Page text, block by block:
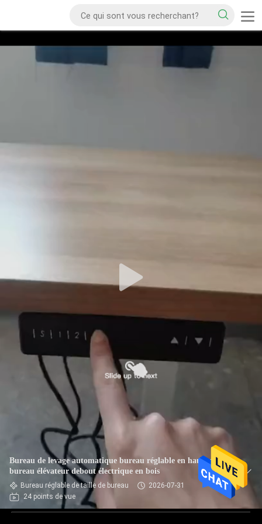
Bureau de levage automatique bureau réglable en hauteur
bureau élévateur debout électrique en bois
Bureau réglable de taille de bureau
2026-07-31
24 points de vue